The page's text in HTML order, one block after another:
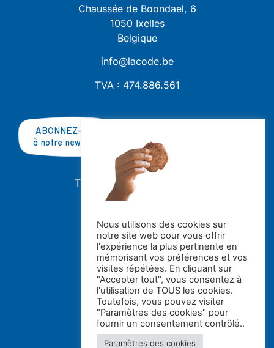
Chaussée de Boondael, 6
1050 Ixelles
Belgique
info@lacode.be
TVA : 474.886.561
ABONNEZ-VOUS
à notre newsletter
TRAVAILLER AVEC NOUS ?
STAGES
Avec le soutien de la
Nous utilisons des cookies sur
notre site web pour vous offrir
l'expérience la plus pertinente en
mémorisant vos préférences et vos
visites répétées. En cliquant sur
"Accepter tout", vous consentez à
l'utilisation de TOUS les cookies.
Toutefois, vous pouvez visiter
"Paramètres des cookies" pour
fournir un consentement contrôlé..
Paramètres des cookies